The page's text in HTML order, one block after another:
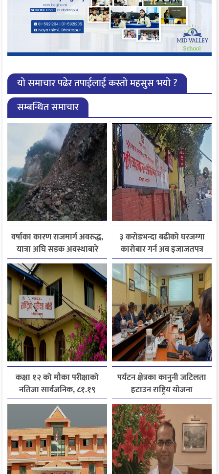
यो समाचार पढेर तपाईलाई कस्तो महसुस भयो ?
सम्बन्धित समाचार
वर्षाका कारण राजमार्ग अवरुद्ध,
यात्रा अघि सडक अवस्थाबारे
जानकारी लिन आग्रह
३ करोडभन्दा बढीको घरजग्गा
कारोबार गर्न अब इजाजतपत्र
अनिवार्य
कक्षा १२ को मौका परीक्षाको
नतिजा सार्वजनिक, ८१.१९
प्रतिशत विद्यार्थी उत्तीर्ण
पर्यटन क्षेत्रका कानुनी जटिलता
हटाउन राष्ट्रिय योजना
आयोगसमक्ष होटल संघ
बागमतीका पाँचबुँदे माग